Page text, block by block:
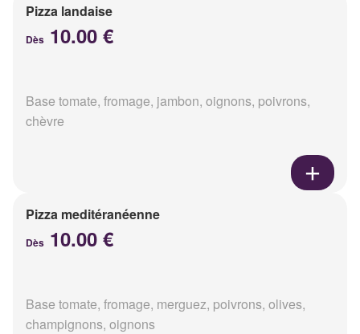
Pizza landaise
Dès 10.00 €
Base tomate, fromage, jambon, oignons, poivrons,
chèvre
Pizza meditéranéenne
Dès 10.00 €
Base tomate, fromage, merguez, poivrons, olives,
champignons, oignons